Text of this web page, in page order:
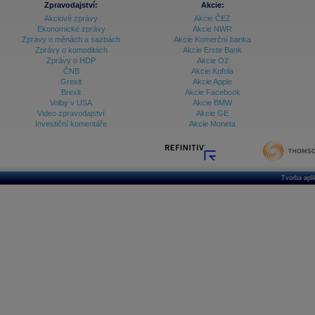
Archiv - Vývoj české koruny
Archiv analýz - Makroukazatele
Ceny průmyslových výrobců - Data a prognózy
Ceny průmyslových výrobců - Graf (ČR)
Ceny průmyslových výrobců - Kalendář (ČR)
Ceny průmyslových výrobců - Zpravodajství
Databanka - Ceny
Zpravodajství:
Akciové zprávy
Ekonomické zprávy
Zprávy o měnách a sazbách
Zprávy o komoditách
Zprávy o HDP
ČNB
Grexit
Brexit
Volby v USA
Video zpravodajství
Investiční komentáře
Akcie:
Akcie ČEZ
Akcie NWR
Akcie Komerční banka
Akcie Erste Bank
Akcie O2
Akcie Kofola
Akcie Apple
Akcie Facebook
Akcie BMW
Akcie GE
Akcie Moneta
Tvorba